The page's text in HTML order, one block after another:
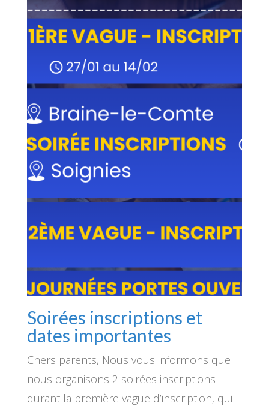
Soirées inscriptions et
dates importantes
Chers parents, Nous vous informons que
nous organisons 2 soirées inscriptions
durant la première vague d’inscription, qui